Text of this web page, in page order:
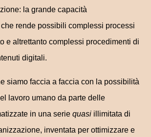
la grande capacità
rende possibili complessi processi
e altrettanto complessi procedimenti di
digitali.
siamo faccia a faccia con la possibilità
lavoro umano da parte delle
in una serie quasi illimitata di
inventata per ottimizzare e